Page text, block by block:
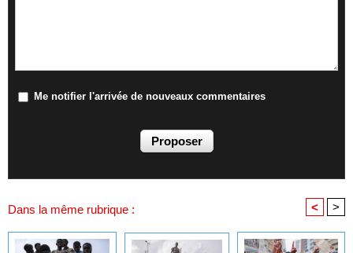
Me notifier l'arrivée de nouveaux commentaires
Dans la même rubrique : < >